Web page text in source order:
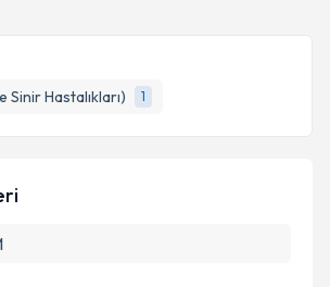
Hastalıkları)
1
e-posta ile bilgilendireceğiz.
okudum ve kişisel verilerimin belirtilen